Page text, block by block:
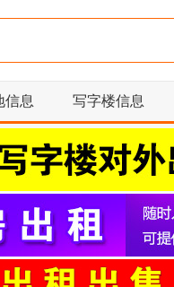
信息 写字楼信息